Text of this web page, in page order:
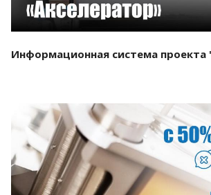
Информационная система проекта